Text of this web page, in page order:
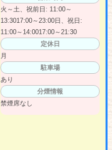
火～土、祝前日: 11:00～
13:3017:00～23:00日、祝日:
11:00～14:0017:00～21:30
定休日
月
駐車場
あり
分煙情報
禁煙席なし